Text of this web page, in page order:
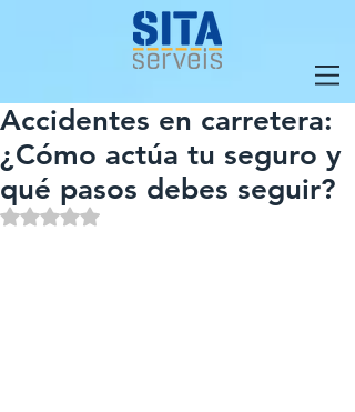
Accidentes en carretera:
¿Cómo actúa tu seguro y
qué pasos debes seguir?
Obtuvo NaN de 5 estrellas.